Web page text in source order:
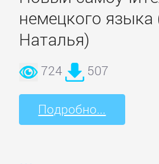
немецкого языка
Наталья)
724 507
Подробно...
подбор
персонала
Ценные
бумаги,
инвестиции